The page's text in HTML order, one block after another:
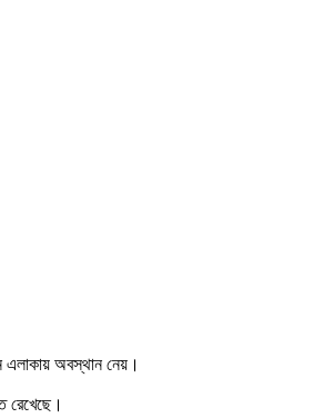
এলাকায় অবস্থান নেয়।
রেখেছে।